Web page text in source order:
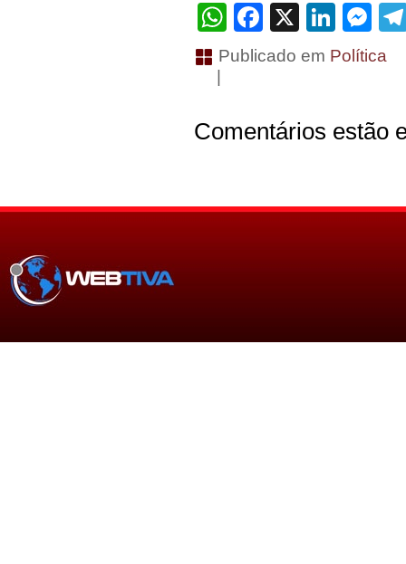
WhatsApp
Facebook
X
Publicado em Política
Comentários estão